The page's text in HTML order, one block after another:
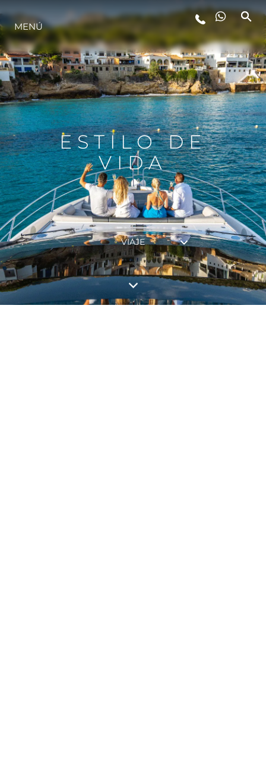
ESTILO DE VIDA
INNOVACIÓN
¿QUIÉNES SOMOS?
EL EQUIPO
HISTORIA
VALORE SU EMBARCACIÓN
MENÚ
ESTILO DE
VIDA
VIAJE